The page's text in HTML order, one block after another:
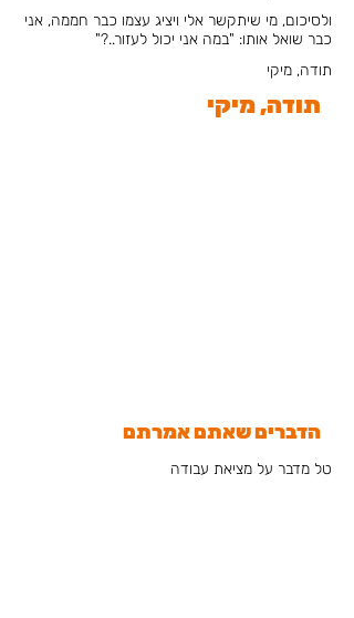
ולסיכום, מי שיתקשר אלי ויציג עצמו כבר חממה, אני
כבר שואל אותו: "במה אני יכול לעזור..?"
תודה, מיקי
תודה, מיקי
הדברים שאתם אמרתם
טל מדבר על מציאת עבודה